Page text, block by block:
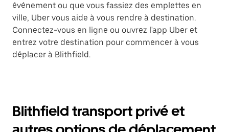
événement ou que vous fassiez des emplettes en
ville, Uber vous aide à vous rendre à destination.
Connectez-vous en ligne ou ouvrez l'app Uber et
entrez votre destination pour commencer à vous
déplacer à Blithfield.
Blithfield transport privé et